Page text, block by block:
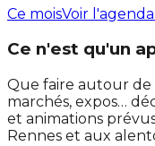
Ce moisVoir l'agenda
Ce n'est qu'un
Que faire autour de
marchés, expos…
et animations
Rennes et aux